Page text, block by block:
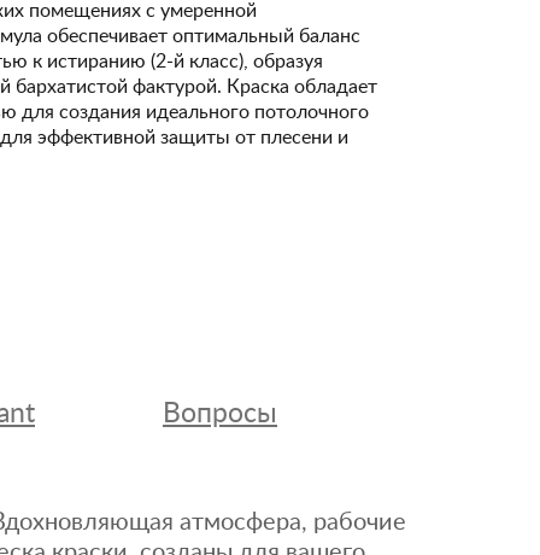
помещениях с умеренной
обеспечивает оптимальный баланс
к истиранию (2-й класс), образуя
бархатистой фактурой. Краска обладает
для создания идеального потолочного
эффективной защиты от плесени и
Вопросы
атмосфера, рабочие